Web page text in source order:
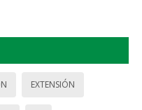
EXTENSIÓN